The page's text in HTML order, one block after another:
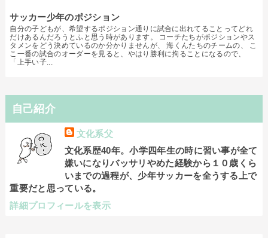
サッカー少年のポジション
自分の子どもが、希望するポジション通りに試合に出れてることってどれ
だけあるんだろうとふと思う時があります。 コーチたちがポジションやス
タメンをどう決めているのか分かりませんが、 海くんたちのチームの、 こ
こ一番の試合のオーダーを見ると、やはり勝利に拘ることになるので、
「上手い子...
自己紹介
文化系父
文化系歴40年。小学四年生の時に習い事が全て
嫌いになりバッサリやめた経験から１０歳くら
いまでの過程が、少年サッカーを全うする上で
重要だと思っている。
詳細プロフィールを表示